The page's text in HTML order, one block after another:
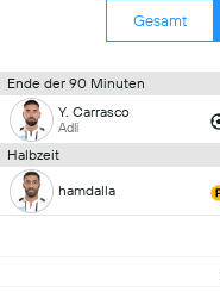
Gesamt
Ende der 90 Minuten
Y. Carrasco
Adli
Halbzeit
hamdalla